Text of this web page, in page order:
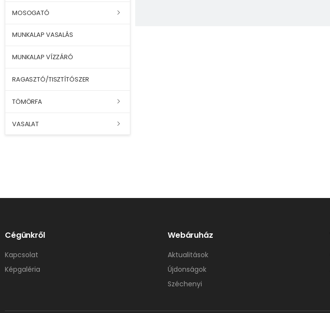
MOSOGATÓ
MUNKALAP VASALÁS
MUNKALAP VÍZZÁRÓ
RAGASZTÓ/TISZTÍTÓSZER
TÖMÖRFA
VASALAT
Cégünkről
Kapcsolat
Képgaléria
Webáruház
Aktualitások
Újdonságok
Széchenyi